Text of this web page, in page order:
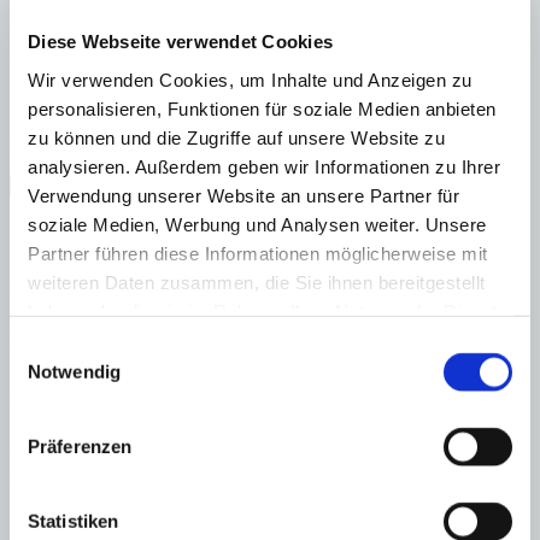
Diese Webseite verwendet Cookies
Wir verwenden Cookies, um Inhalte und Anzeigen zu
personalisieren, Funktionen für soziale Medien anbieten
zu können und die Zugriffe auf unsere Website zu
analysieren. Außerdem geben wir Informationen zu Ihrer
Verwendung unserer Website an unsere Partner für
soziale Medien, Werbung und Analysen weiter. Unsere
Partner führen diese Informationen möglicherweise mit
weiteren Daten zusammen, die Sie ihnen bereitgestellt
Notwendig
Präferenzen
Statistiken
Steuern beim Immobilienkauf auf Mallorca!
Zuständiges Büro
OFICINA PALMA & SON VIDA | Dustin Wolff0034971425016
Alle Angaben basieren auf Informationen und Daten, die uns vom
Partner übernimmt keinerlei Garantie für Vollständigkeit, Richtigkeit
und Aktualität der Angaben und Legalität der Immobilie. Die
Nebenkosten wie Steuern, Notar-, Grundbuch- und Gestoriakosten.